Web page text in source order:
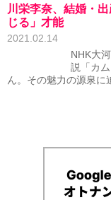
川栄李奈、結婚・
じる」才能
2021.02.14
NHK大
説「カ
ん。その魅力の源泉に